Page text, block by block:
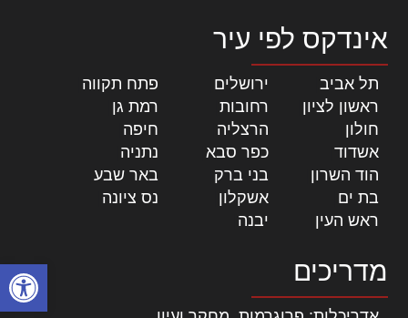
פתח
אינדקס לפי עיר
תל אביב ירושלים פתח תקווה
ראשון לציון
רחובות רמת גן
חולון
הרצליה חיפה
אשדוד
כפר סבא נתניה
הוד השרון
בני ברק באר שבע
בת ים
אשקלון נס ציונה
ראש העין
יבנה
מדריכים